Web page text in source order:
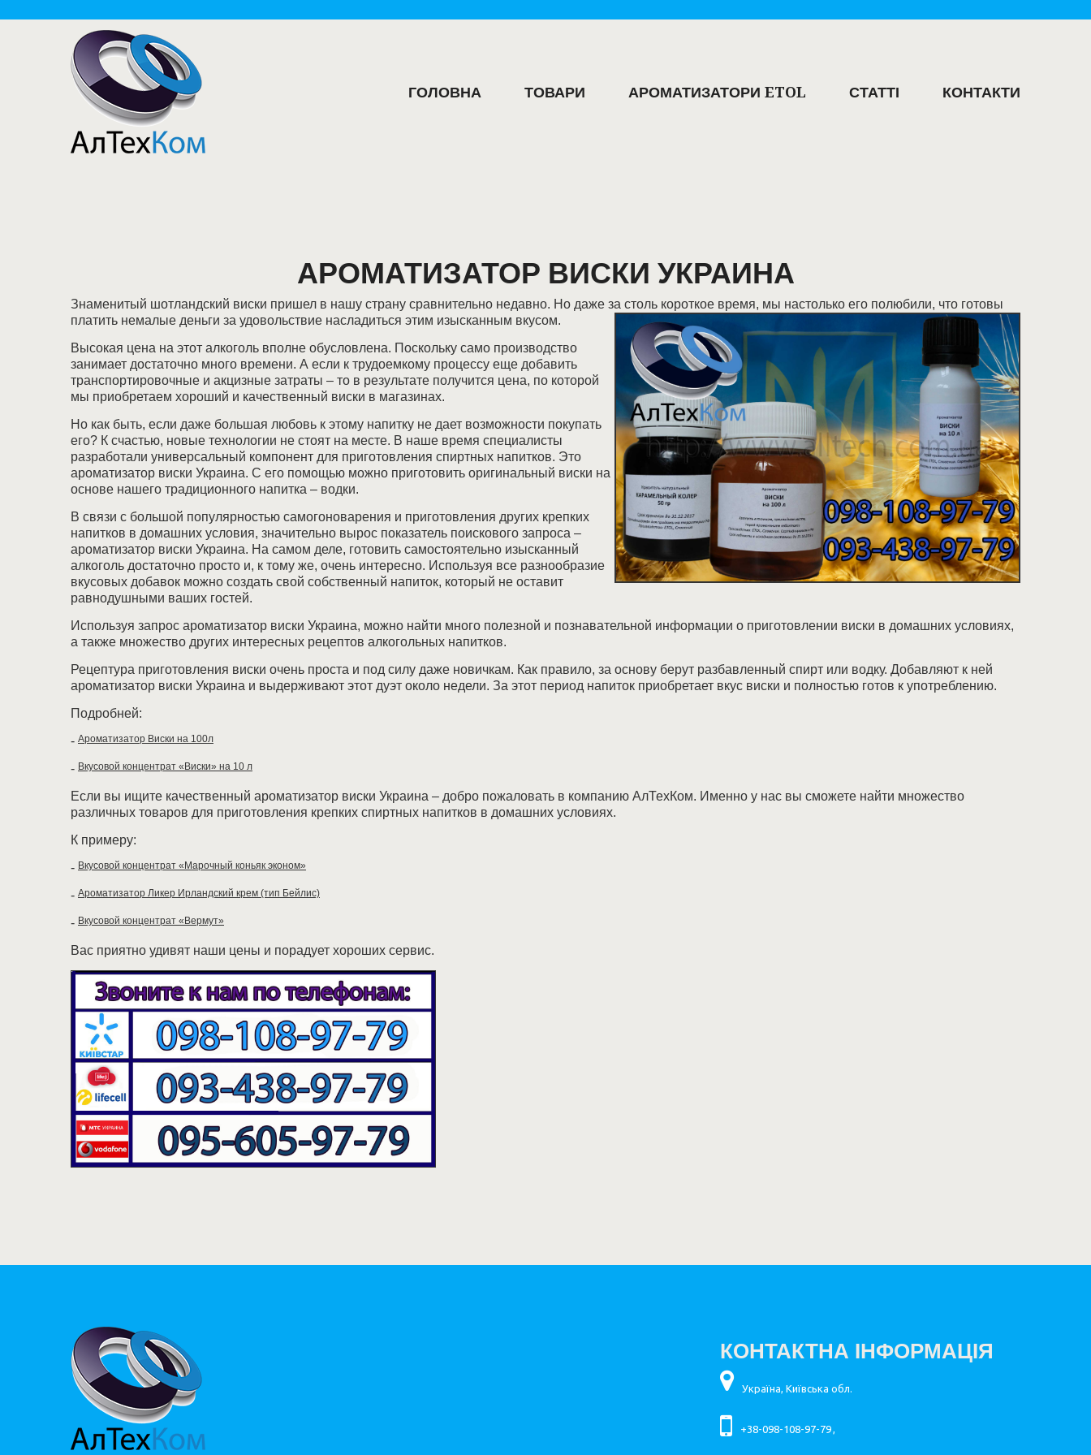
ГОЛОВНА ТОВАРИ АРОМАТИЗАТОРИ ETOL СТАТТІ КОНТАКТИ
АРОМАТИЗАТОР ВИСКИ УКРАИНА
Знаменитый шотландский виски пришел в нашу страну сравнительно недавно. Но даже за столь короткое время, мы настолько его полюбили, что готовы
платить немалые деньги за удовольствие насладиться этим изысканным вкусом.
Высокая цена на этот алкоголь вполне обусловлена. Поскольку само производство
занимает достаточно много времени. А если к трудоемкому процессу еще добавить
транспортировочные и акцизные затраты – то в результате получится цена, по которой
мы приобретаем хороший и качественный виски в магазинах.
Но как быть, если даже большая любовь к этому напитку не дает возможности покупать
его? К счастью, новые технологии не стоят на месте. В наше время специалисты
разработали универсальный компонент для приготовления спиртных напитков. Это
ароматизатор виски Украина. С его помощью можно приготовить оригинальный виски на
основе нашего традиционного напитка – водки.
В связи с большой популярностью самогоноварения и приготовления других крепких
напитков в домашних условия, значительно вырос показатель поискового запроса –
ароматизатор виски Украина. На самом деле, готовить самостоятельно изысканный
алкоголь достаточно просто и, к тому же, очень интересно. Используя все разнообразие
вкусовых добавок можно создать свой собственный напиток, который не оставит
равнодушными ваших гостей.
Используя запрос ароматизатор виски Украина, можно найти много полезной и познавательной информации о приготовлении виски в домашних условиях,
а также множество других интересных рецептов алкогольных напитков.
Рецептура приготовления виски очень проста и под силу даже новичкам. Как правило, за основу берут разбавленный спирт или водку. Добавляют к ней
ароматизатор виски Украина и выдерживают этот дуэт около недели. За этот период напиток приобретает вкус виски и полностью готов к употреблению.
Подробней:
- Ароматизатор Виски на 100л
- Вкусовой концентрат «Виски» на 10 л
Если вы ищите качественный ароматизатор виски Украина – добро пожаловать в компанию АлТехКом. Именно у нас вы сможете найти множество
различных товаров для приготовления крепких спиртных напитков в домашних условиях.
К примеру:
- Вкусовой концентрат «Марочный коньяк эконом»
- Ароматизатор Ликер Ирландский крем (тип Бейлис)
- Вкусовой концентрат «Вермут»
Вас приятно удивят наши цены и порадует хороших сервис.
КОНТАКТНА ІНФОРМАЦІЯ
Україна, Київська обл.
+38-098-108-97-79,